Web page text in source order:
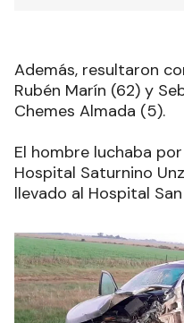
Además, resultaron
Rubén Marín (62) y
Chemes Almada (5).
El hombre luchaba
Hospital Saturnino
llevado al Hospital